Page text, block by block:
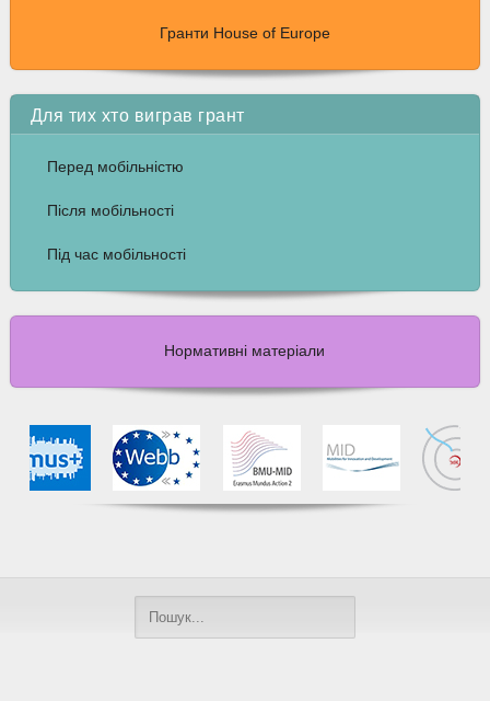
Гранти House of Europe
Для тих хто виграв грант
Перед мобільністю
Після мобільності
Під час мобільності
Нормативні матеріали